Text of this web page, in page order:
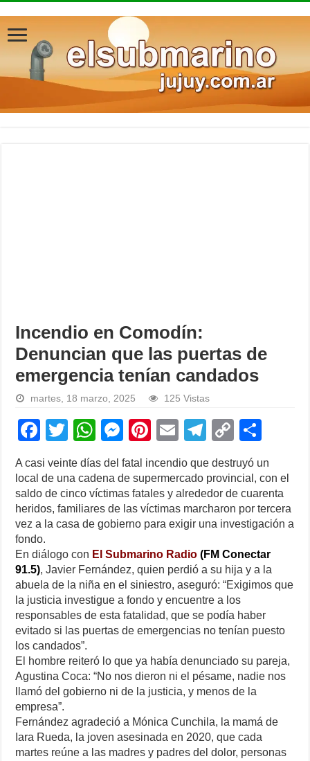
Incendio en Comodín:
Denuncian que las puertas de
emergencia tenían candados
martes, 18 marzo, 2025 125 Vistas
F
a
c
e
b
o
o
k
T
wi
tt
er
W
h
at
s
A
p
M
e
ss
e
n
er
Pi
er
e
st
E
m
ail
T
el
e
gr
a
C
p
y
Li
k
ar
e
A casi veinte días del fatal incendio que destruyó un
local de una cadena de supermercado provincial, con el
saldo de cinco víctimas fatales y alrededor de cuarenta
heridos, familiares de las víctimas marcharon por tercera
vez a la casa de gobierno para exigir una investigación a
fondo.
En diálogo con El Submarino Radio (FM Conectar
91.5), Javier Fernández, quien perdió a su hija y a la
abuela de la niña en el siniestro, aseguró: “Exigimos que
la justicia investigue a fondo y encuentre a los
responsables de esta fatalidad, que se podía haber
evitado si las puertas de emergencias no tenían puesto
los candados”.
El hombre reiteró lo que ya había denunciado su pareja,
Agustina Coca: “No nos dieron ni el pésame, nadie nos
llamó del gobierno ni de la justicia, y menos de la
empresa”.
Fernández agradeció a Mónica Cunchila, la mamá de
Iara Rueda, la joven asesinada en 2020, que cada
martes reúne a las madres y padres del dolor, personas